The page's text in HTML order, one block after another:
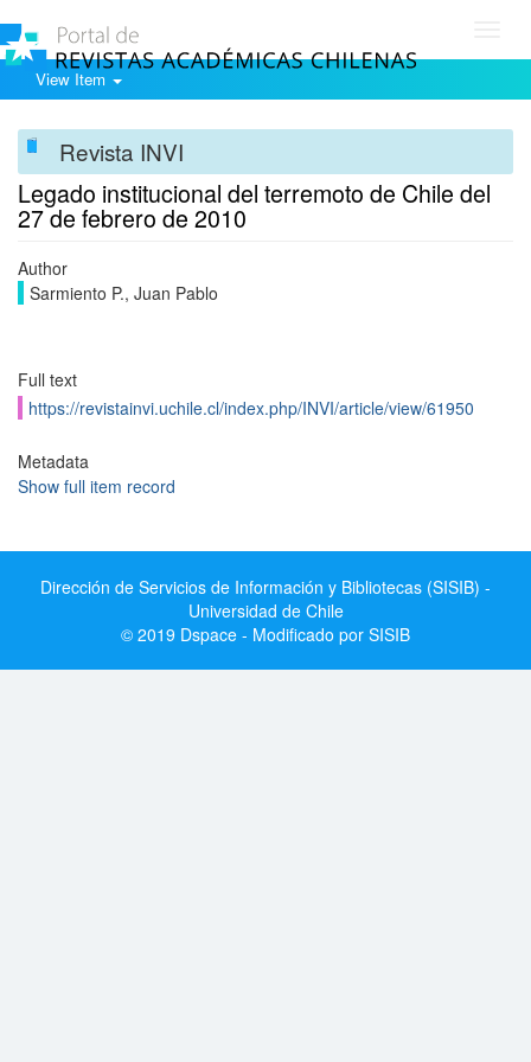
View Item
Revista INVI
Legado institucional del terremoto de Chile del
27 de febrero de 2010
Author
Sarmiento P., Juan Pablo
Full text
https://revistainvi.uchile.cl/index.php/INVI/article/view/61950
Metadata
Show full item record
Dirección de Servicios de Información y Bibliotecas (SISIB) -
Universidad de Chile
© 2019 Dspace - Modificado por SISIB